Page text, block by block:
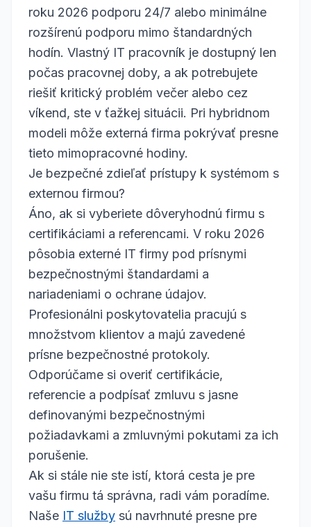
roku 2026 podporu 24/7 alebo minimálne
rozšírenú podporu mimo štandardných
hodín. Vlastný IT pracovník je dostupný len
počas pracovnej doby, a ak potrebujete
riešiť kritický problém večer alebo cez
víkend, ste v ťažkej situácii. Pri hybridnom
modeli môže externá firma pokrývať presne
tieto mimopracovné hodiny.
Je bezpečné zdieľať prístupy k systémom s
externou firmou?
Áno, ak si vyberiete dôveryhodnú firmu s
certifikáciami a referencami. V roku 2026
pôsobia externé IT firmy pod prísnymi
bezpečnostnými štandardami a
nariadeniami o ochrane údajov.
Profesionálni poskytovatelia pracujú s
množstvom klientov a majú zavedené
prísne bezpečnostné protokoly.
Odporúčame si overiť certifikácie,
referencie a podpísať zmluvu s jasne
definovanými bezpečnostnými
požiadavkami a zmluvnými pokutami za ich
porušenie.
Ak si stále nie ste istí, ktorá cesta je pre
vašu firmu tá správna, radi vám poradíme.
Naše IT služby sú navrhnuté presne pre